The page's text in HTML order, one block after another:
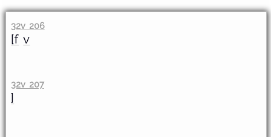
32v 206
[f v
32v 207
]